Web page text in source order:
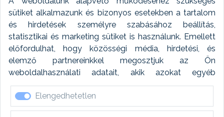
sütiket alkalmazunk és bizonyos esetekben a tartalom
és hirdetések személyre szabásához beállítás,
statisztikai és marketing sütiket is használunk. Emellett
előfordulhat, hogy közösségi média, hirdetési, és
elemző partnereinkkel megosztjuk az Ön
weboldalhasználati adatait, akik azokat egyéb
forrásokból gyűjtött adatokkal kombinálhatják. A sütik
elfogadásával kapcsolatosan naplózást végzünk és
ezen adatokat 6 hónap után automatikusan töröljük. A
Elengedhetetlen
Fényképtár extra modul
Autómosó modul
Feladatütemezés